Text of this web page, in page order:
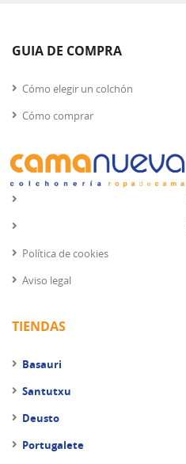
GUIA DE COMPRA
Cómo elegir un colchón
Cómo comprar
Política de cookies
Aviso legal
TIENDAS
Basauri
Santutxu
Deusto
Portugalete